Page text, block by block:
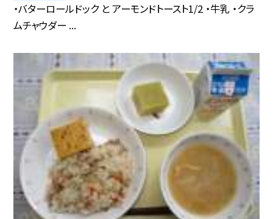
・バターロールドック と アーモンドトースト1/2 ・牛乳 ・クラ
ムチャウダー ...